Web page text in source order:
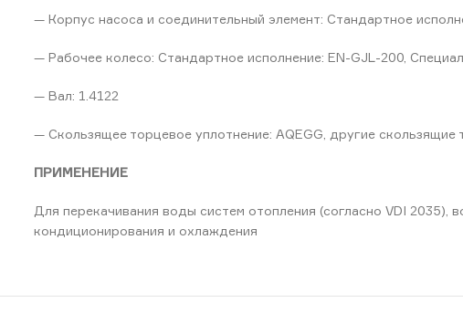
— Корпус насоса и соединительный элемент: Стандартное
— Рабочее колесо: Стандартное исполнение: EN-GJL-200,
— Вал: 1.4122
— Скользящее торцевое уплотнение: AQEGG, другие скользящие
ПРИМЕНЕНИЕ
Для перекачивания воды систем отопления (согласно VDI
кондиционирования и охлаждения